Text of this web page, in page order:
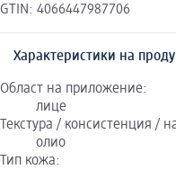
GTIN: 4066447987706
Характеристики на
Област на приложение:
лице
Текстура / консистенция /
олио
Тип кожа: